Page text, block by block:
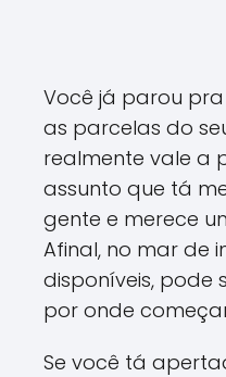
Você já parou
as parcelas do
realmente vale a
assunto que tá
gente e merece
Afinal, no mar de
disponíveis, pode
por onde
Se você tá